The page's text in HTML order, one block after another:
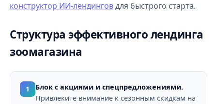
конструктор ИИ-лендинговдля быстрого старта.
Структура эффективного лендинга
зоомагазина
1
Блок с акциями и спецпредложениями.
Привлеките внимание к сезонным скидкам на